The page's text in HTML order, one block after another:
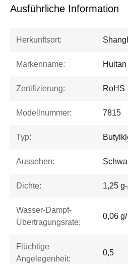
Ausführliche Information
Herkunftsort:
Markenname: Huitan
Zertifizierung: RoHS
Modellnummer: 7815
Typ:
Aussehen:
Dichte: 1,25
Wasser-Dampf-
Übertragungsrate:
0,06 g/
Flüchtige
Angelegenheit:
0,5